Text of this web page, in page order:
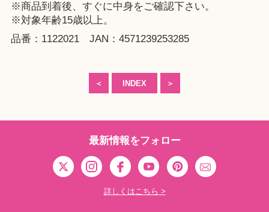
※商品到着後、すぐに中身をご確認下さい。
※対象年齢15歳以上。
品番：1122021 JAN：4571239253285
＜ INDEX ＞
最新情報をフォロー
詳しくはこちら >